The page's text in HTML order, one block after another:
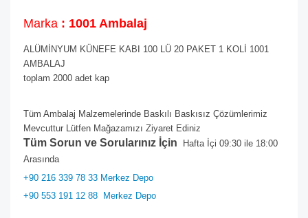
Marka : 1001 Ambalaj
ALÜMİNYUM KÜNEFE KABI 100 LÜ 20 PAKET 1 KOLİ 1001
AMBALAJ
toplam 2000 adet kap
Tüm Ambalaj Malzemelerinde Baskılı Baskısız Çözümlerimiz
Mevcuttur Lütfen Mağazamızı Ziyaret Ediniz
Tüm Sorun ve Sorularınız İçin Hafta İçi 09:30 ile 18:00
Arasında
+90 216 339 78 33 Merkez Depo
+90 553 191 12 88 Merkez Depo